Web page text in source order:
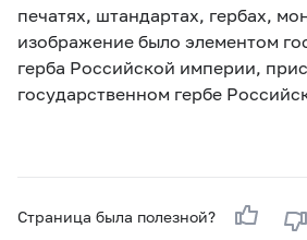
печатях, штандартах, гербах,
изображение было элементом
герба Российской империи,
государственном гербе
Страница была полезной?